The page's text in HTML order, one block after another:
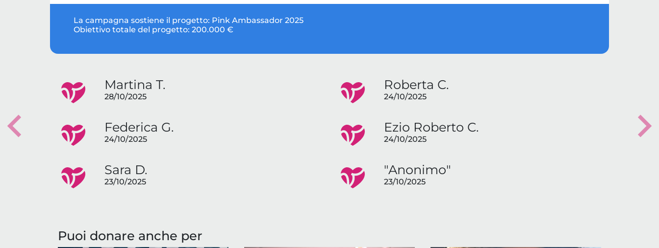
La campagna sostiene il progetto: Pink Ambassador 2025
Obiettivo totale del progetto: 200.000 €
Previous
Martina T.
28/10/2025
Roberta C.
24/10/2025
Federica G.
24/10/2025
Ezio Roberto C.
24/10/2025
Sara D.
23/10/2025
"Anonimo"
23/10/2025
Puoi donare anche per